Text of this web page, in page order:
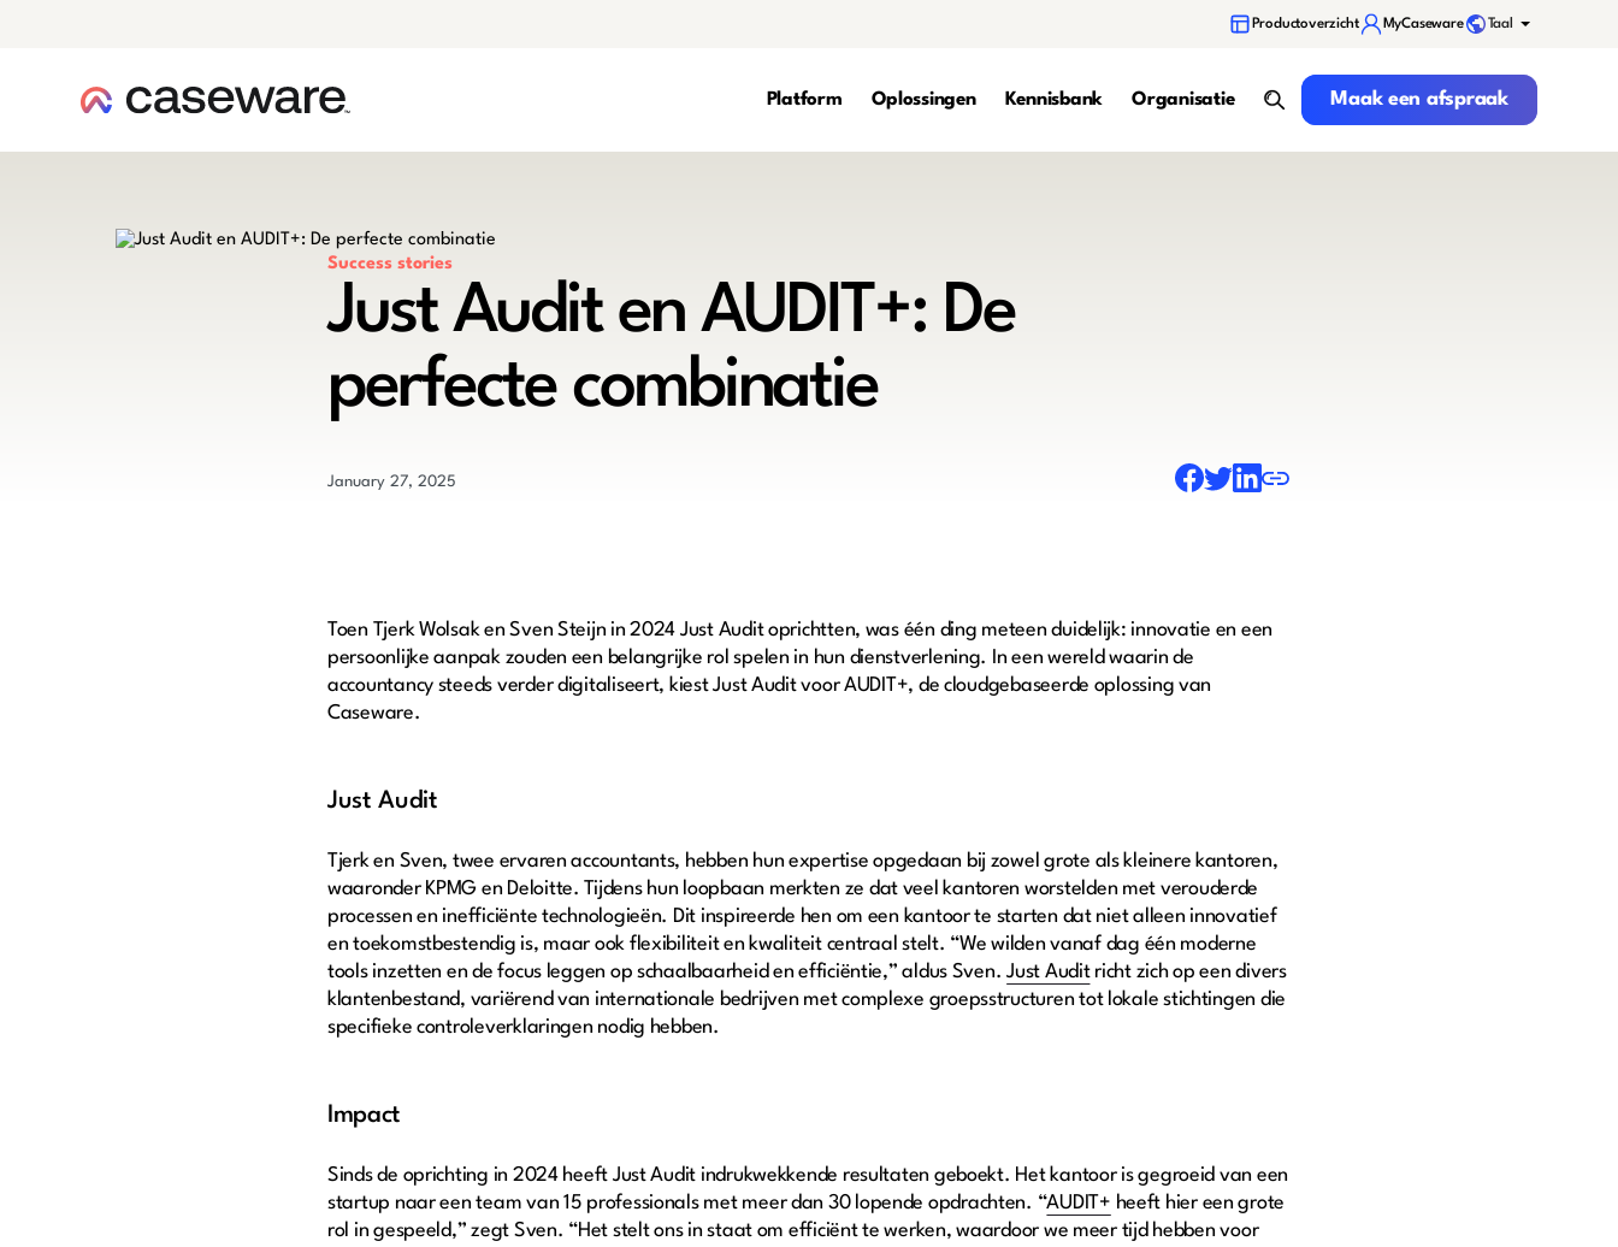
Productoverzicht MyCaseware Taal
Platform Oplossingen Kennisbank Organisatie
search
Maak een afspraak
Maak een afspraak
Success stories
Just Audit en AUDIT+: De
perfecte combinatie
January 27, 2025
Toen Tjerk Wolsak en Sven Steijn in 2024 Just Audit oprichtten, was één ding meteen duidelijk: innovatie en een
persoonlijke aanpak zouden een belangrijke rol spelen in hun dienstverlening. In een wereld waarin de
accountancy steeds verder digitaliseert, kiest Just Audit voor AUDIT+, de cloudgebaseerde oplossing van
Caseware.
Just Audit
Tjerk en Sven, twee ervaren accountants, hebben hun expertise opgedaan bij zowel grote als kleinere kantoren,
waaronder KPMG en Deloitte. Tijdens hun loopbaan merkten ze dat veel kantoren worstelden met verouderde
processen en inefficiënte technologieën. Dit inspireerde hen om een kantoor te starten dat niet alleen innovatief
en toekomstbestendig is, maar ook flexibiliteit en kwaliteit centraal stelt. “We wilden vanaf dag één moderne
tools inzetten en de focus leggen op schaalbaarheid en efficiëntie,” aldus Sven.Just Auditricht zich op een divers
klantenbestand, variërend van internationale bedrijven met complexe groepsstructuren tot lokale stichtingen die
specifieke controleverklaringen nodig hebben.
Impact
Sinds de oprichting in 2024 heeft Just Audit indrukwekkende resultaten geboekt. Het kantoor is gegroeid van een
startup naar een team van 15 professionals met meer dan 30 lopende opdrachten. “AUDIT+ heeft hier een grote
rol in gespeeld,” zegt Sven. “Het stelt ons in staat om efficiënt te werken, waardoor we meer tijd hebben voor